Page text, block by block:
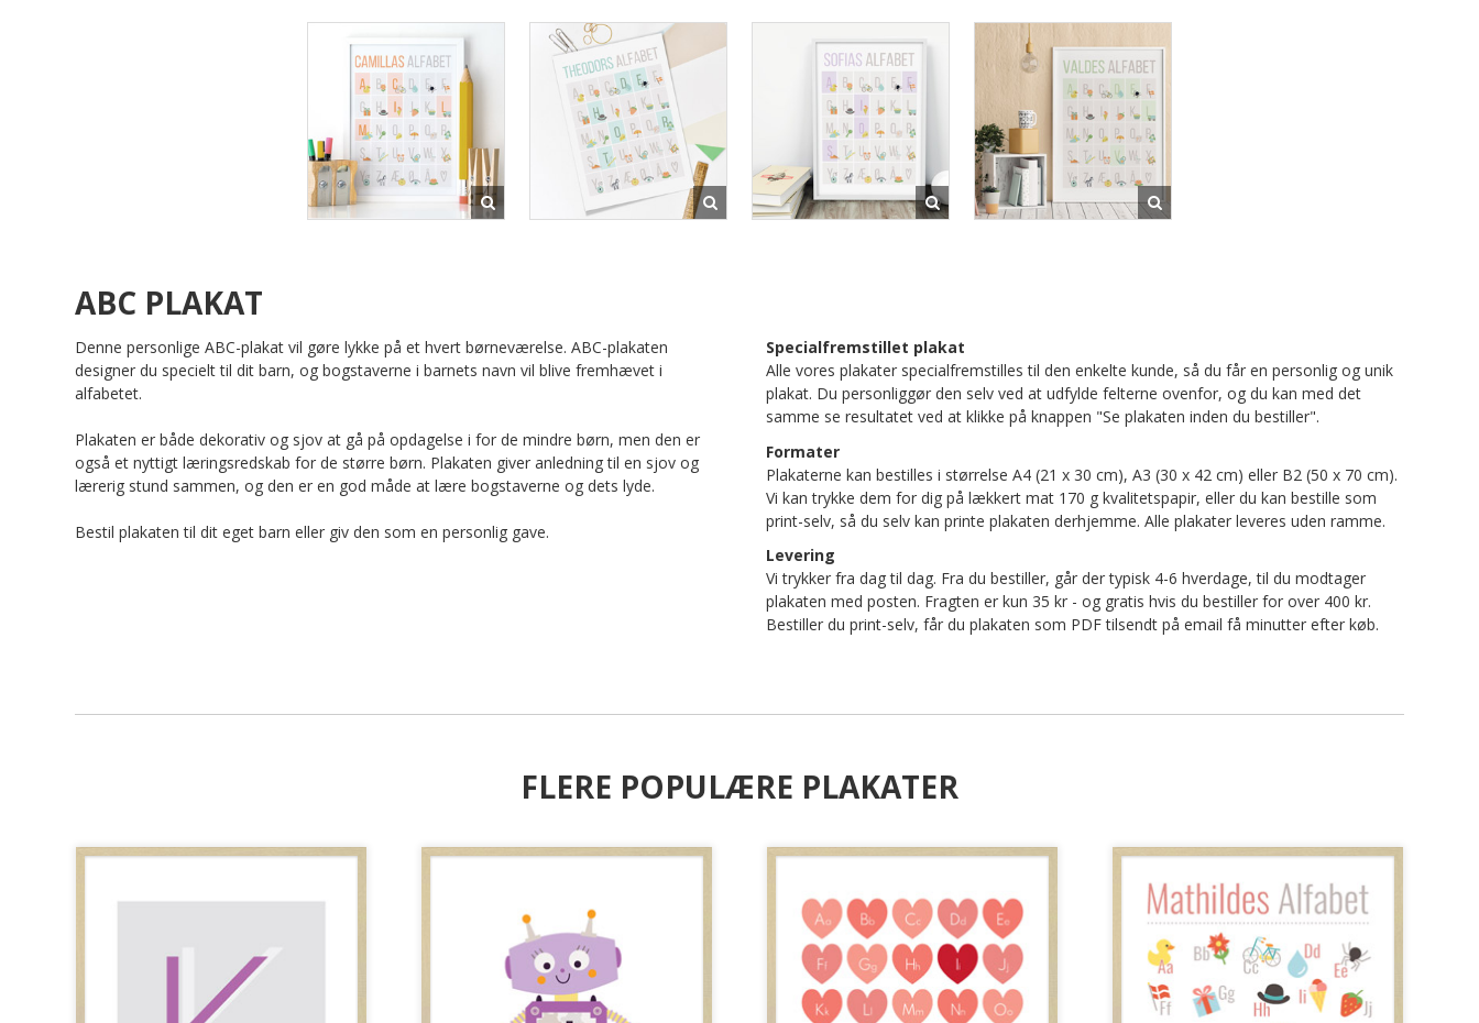
ABC PLAKAT
Denne personlige ABC-plakat vil gøre lykke på et hvert børneværelse. ABC-plakaten
designer du specielt til dit barn, og bogstaverne i barnets navn vil blive fremhævet i
alfabetet.
Plakaten er både dekorativ og sjov at gå på opdagelse i for de mindre børn, men den er
også et nyttigt læringsredskab for de større børn. Plakaten giver anledning til en sjov og
lærerig stund sammen, og den er en god måde at lære bogstaverne og dets lyde.
Bestil plakaten til dit eget barn eller giv den som en personlig gave.
Specialfremstillet plakat
Alle vores plakater specialfremstilles til den enkelte kunde, så du får en personlig og unik
plakat. Du personliggør den selv ved at udfylde felterne ovenfor, og du kan med det
samme se resultatet ved at klikke på knappen "Se plakaten inden du bestiller".
Formater
Plakaterne kan bestilles i størrelse A4 (21 x 30 cm), A3 (30 x 42 cm) eller B2 (50 x 70 cm).
Vi kan trykke dem for dig på lækkert mat 170 g kvalitetspapir, eller du kan bestille som
print-selv, så du selv kan printe plakaten derhjemme. Alle plakater leveres uden ramme.
Levering
Vi trykker fra dag til dag. Fra du bestiller, går der typisk 4-6 hverdage, til du modtager
plakaten med posten. Fragten er kun 35 kr - og gratis hvis du bestiller for over 400 kr.
Bestiller du print-selv, får du plakaten som PDF tilsendt på email få minutter efter køb.
FLERE POPULÆRE PLAKATER